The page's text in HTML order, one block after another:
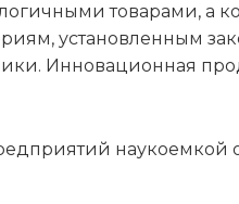
товарами, а
установленным
Инновационная
наукоемкой